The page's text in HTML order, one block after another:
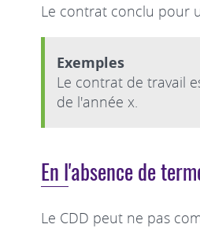
Le contrat conclu pour
Exemples
Le contrat de travail
de l'année x.
En l'absence de
Le CDD peut ne pas